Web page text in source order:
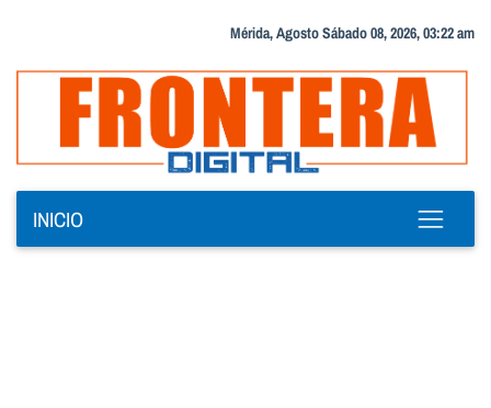
Mérida, Agosto Sábado 08, 2026, 03:22 am
INICIO